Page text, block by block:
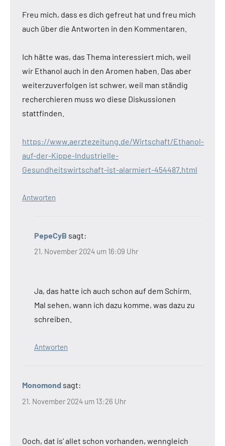
Freu mich, dass es dich gefreut hat und freu mich
auch über die Antworten in den Kommentaren.
Ich hätte was, das Thema interessiert mich, weil
wir Ethanol auch in den Aromen haben. Das aber
weiterzuverfolgen ist schwer, weil man ständig
recherchieren muss wo diese Diskussionen
stattfinden.
https://www.aerztezeitung.de/Wirtschaft/Ethanol-
auf-der-Kippe-Industrielle-
Gesundheitswirtschaft-ist-alarmiert-454487.html
Antworten
PepeCyB sagt:
21. November 2024 um 16:09 Uhr
Ja, das hatte ich auch schon auf dem Schirm.
Mal sehen, wann ich dazu komme, was dazu zu
schreiben.
Antworten
Monomond sagt:
21. November 2024 um 13:26 Uhr
Ooch, dat is‘ allet schon vorhanden, wenngleich